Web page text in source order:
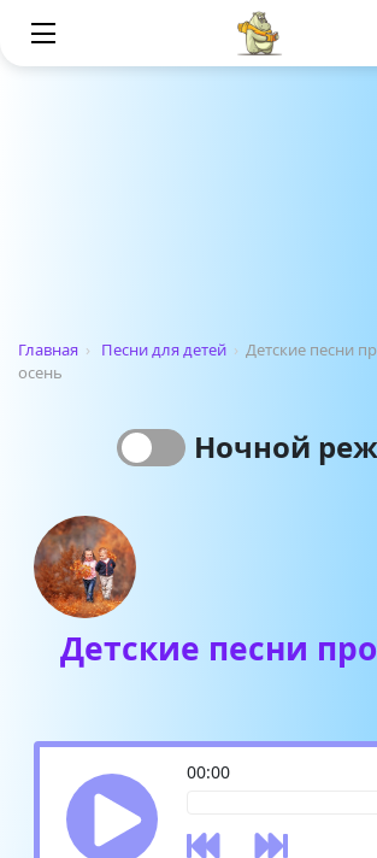
Главная › Песни для детей › Детские песни
осень
Ночной
Детские песни
00:00